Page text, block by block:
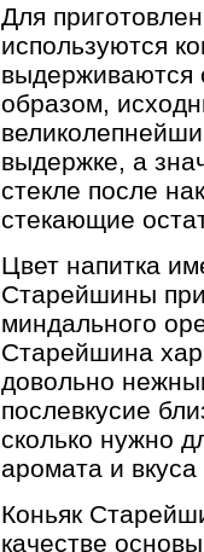
Для
используются
выдерживаются
образом,
выдержке, а
стекле после
стекающие
Цвет напитка
Старейшины
миндального
Старейшина
довольно
послевкусие
сколько нужно
аромата и вкуса
Коньяк
качестве